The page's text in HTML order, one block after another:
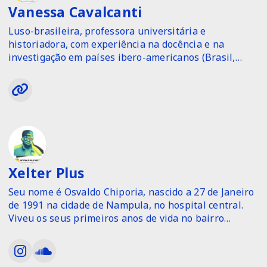
Vanessa Cavalcanti
Luso-brasileira, professora universitária e
historiadora, com experiência na docência e na
investigação em países ibero-americanos (Brasil,
Estudos Feministas e Direitos Humanos, com
doutorado na UNiversidade de León (Espanha) e
de Pós-Graduação em Estudos Interdisciplinares
sobre Mulheres, gênero e feminismo da Universidade
Federal da Bahia. Investigadora associada ao Instituto
de Sociologia da Universidade do Porto (UPORTO,
Portugal) e ao Centro de Investigação em Educação de
Adultos e Intervenção Comunitária (Universidade do
Algarve).
Participa de projetos editoriais, socio-educativos e
solidárias e de impacto social.
Xelter Plus
Seu nome é Osvaldo Chiporia, nascido a 27 de Janeiro
de 1991 na cidade de Nampula, no hospital central.
Viveu os seus primeiros anos de vida no bairro
Chimoio onde o seu pai fora indicado para trabalhar
como magistrado.